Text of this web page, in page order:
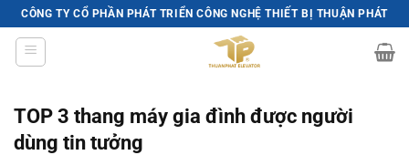
Skip
to
content
CÔNG TY CỔ PHẦN PHÁT TRIỂN CÔNG NGHỆ THIẾT BỊ THUẬN PHÁT
TOP 3 thang máy gia đình được người
dùng tin tưởng